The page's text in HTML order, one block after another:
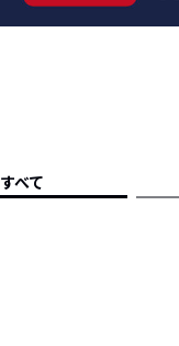
すべての
人気記
すべて